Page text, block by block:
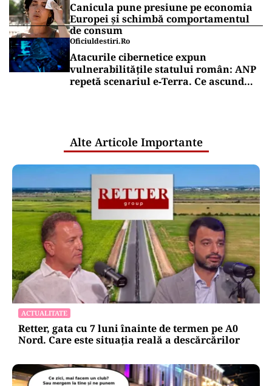
Canicula pune presiune pe economia
Europei și schimbă comportamentul
de consum
Oficiuldestiri.ro
Atacurile cibernetice expun
vulnerabilitățile statului român: ANP
repetă scenariul e‑Terra. Ce ascund
Alte Articole Importante
ACTUALITATE
Retter, gata cu 7 luni înainte de termen pe A0
Nord. Care este situația reală a descărcărilor